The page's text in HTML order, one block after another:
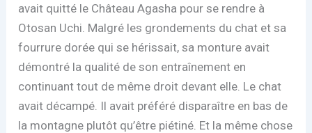
avait quitté le Château Agasha pour se rendre à
Otosan Uchi. Malgré les grondements du chat et sa
fourrure dorée qui se hérissait, sa monture avait
démontré la qualité de son entraînement en
continuant tout de même droit devant elle. Le chat
avait décampé. Il avait préféré disparaître en bas de
la montagne plutôt qu’être piétiné. Et la même chose